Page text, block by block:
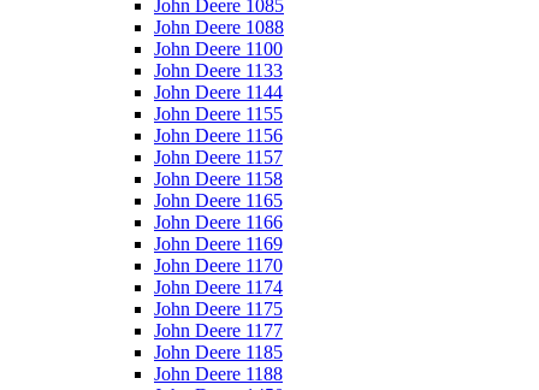
John Deere 1085
John Deere 1088
John Deere 1100
John Deere 1133
John Deere 1144
John Deere 1155
John Deere 1156
John Deere 1157
John Deere 1158
John Deere 1165
John Deere 1166
John Deere 1169
John Deere 1170
John Deere 1174
John Deere 1175
John Deere 1177
John Deere 1185
John Deere 1188